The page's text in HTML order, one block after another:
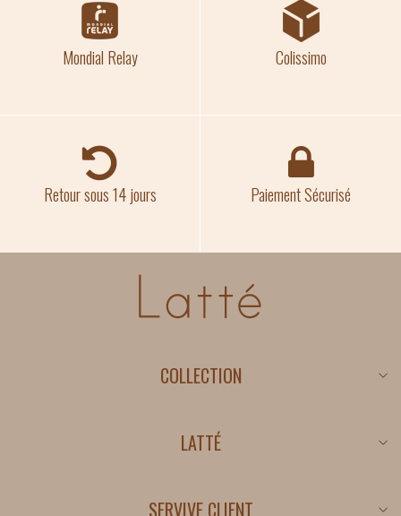
Mondial Relay Colissimo
Retour sous 14 jours Paiement Sécurisé
COLLECTION
Promotions
LATTÉ
Politique de Confidentialité
SERVIVE CLIENT